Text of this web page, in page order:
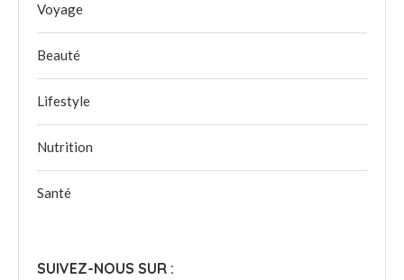
Voyage
Beauté
Lifestyle
Nutrition
Santé
SUIVEZ-NOUS SUR :